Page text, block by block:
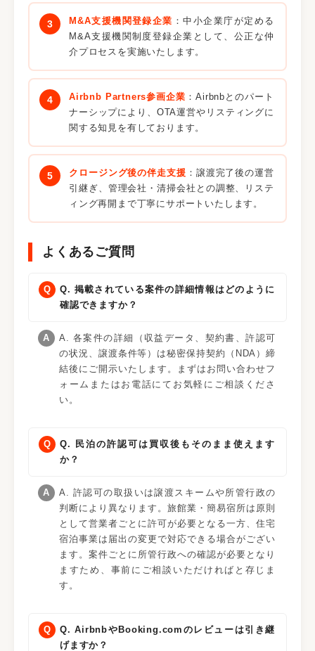
M&A支援機関登録企業 ：中小企業庁が定める
M&A支援機関制度登録企業として、公正な仲
介プロセスを実施いたします。
Airbnb Partners参画企業 ：Airbnbとのパート
ナーシップにより、OTA運営やリスティングに
関する知見を有しております。
クロージング後の伴走支援 ：譲渡完了後の運営
引継ぎ、管理会社・清掃会社との調整、リステ
ィング再開まで丁寧にサポートいたします。
よくあるご質問
Q. 掲載されている案件の詳細情報はどのように
確認できますか？
A. 各案件の詳細（収益データ、契約書、許認可
の状況、譲渡条件等）は秘密保持契約（NDA）締
結後にご開示いたします。まずはお問い合わせフ
ォームまたはお電話にてお気軽にご相談くださ
い。
Q. 民泊の許認可は買収後もそのまま使えます
か？
A. 許認可の取扱いは譲渡スキームや所管行政の
判断により異なります。旅館業・簡易宿所は原則
として営業者ごとに許可が必要となる一方、住宅
宿泊事業は届出の変更で対応できる場合がござい
ます。案件ごとに所管行政への確認が必要となり
ますため、事前にご相談いただければと存じま
す。
Q. AirbnbやBooking.comのレビューは引き継
げますか？